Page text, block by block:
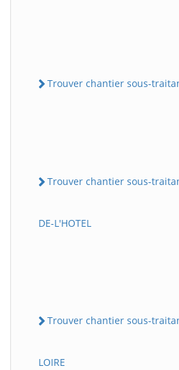
Trouver chantier sous-
Trouver chantier sous-
DE-L'HOTEL
Trouver chantier sous-
LOIRE